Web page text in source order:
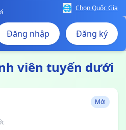
🌐 Chọn Quốc Gia
Đăng nhập Đăng ký
viên tuyến dưới
Mới